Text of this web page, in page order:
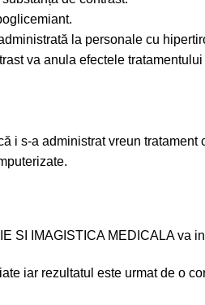
la personale cu
va anula efectele
i s-a administrat vreun
SI IMAGISTICA MEDICALA
iar rezultatul este urmat de o